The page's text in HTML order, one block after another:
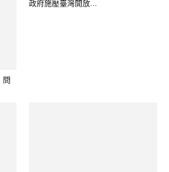
政府施壓臺灣開放...